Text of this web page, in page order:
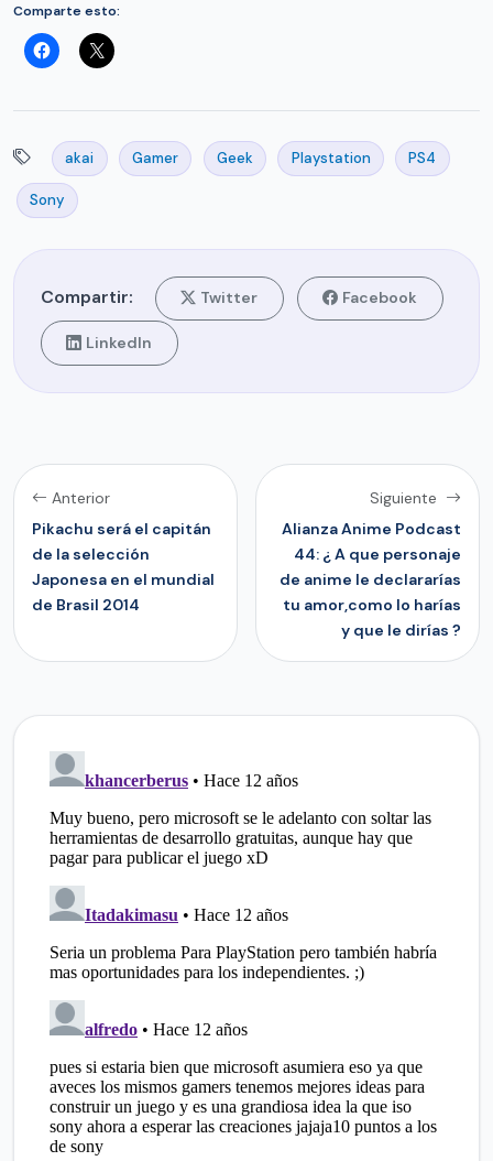
Comparte esto:
akai Gamer Geek Playstation PS4
Sony
Compartir: Twitter Facebook
LinkedIn
Anterior
Pikachu será el capitán
de la selección
Japonesa en el mundial
de Brasil 2014
Siguiente
Alianza Anime Podcast
44: ¿ A que personaje
de anime le declararías
tu amor,como lo harías
y que le dirías ?